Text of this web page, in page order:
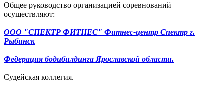
Общее руководство организацией соревнований
осуществляют:
ООО "СПЕКТР ФИТНЕС" Фитнес-центр Спектр г.
Рыбинск
Федерация бодибилдинга Ярославской области.
Судейская коллегия.